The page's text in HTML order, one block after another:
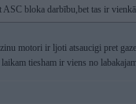
bloka darbību,bet tas ir
motori ir ljoti atsaucigi pret
tiesham ir viens no